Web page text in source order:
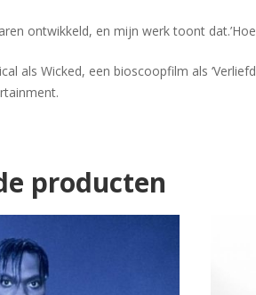
ontwikkeld, en mijn werk toont
als Wicked, een bioscoopfilm als
producten